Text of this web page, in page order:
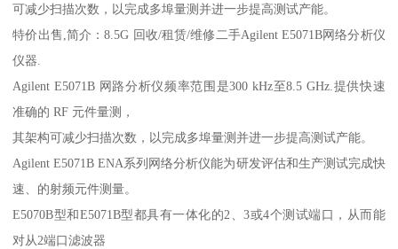
可减少扫描次数，以完成多埠量测并进一步提高测试产能。
特价出售,简介：8.5G 回收/租赁/维修二手Agilent E5071B网络分析仪
仪器.
Agilent E5071B 网路分析仪频率范围是300 kHz至8.5 GHz.提供快速
准确的 RF 元件量测，
其架构可减少扫描次数，以完成多埠量测并进一步提高测试产能。
Agilent E5071B ENA系列网络分析仪能为研发评估和生产测试完成快
速、的射频元件测量。
E5070B型和E5071B型都具有一体化的2、3或4个测试端口，从而能
对从2端口滤波器